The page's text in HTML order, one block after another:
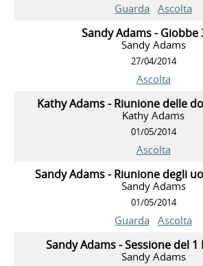
Guarda Ascolta
Sandy Adams - Giobbe
Sandy Adams
27/04/2014
Ascolta
Kathy Adams - Riunione delle
Kathy Adams
01/05/2014
Ascolta
Sandy Adams - Riunione degli
Sandy Adams
01/05/2014
Guarda Ascolta
Sandy Adams - Sessione del
Sandy Adams